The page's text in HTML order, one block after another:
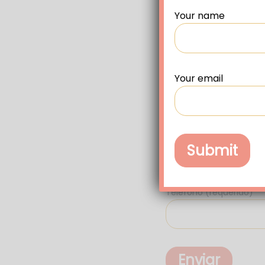
Email profesional
Teléfono (requerido)
Your name
Your email